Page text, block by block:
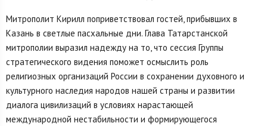
Митрополит Кирилл поприветствовал гостей, прибывших в
Казань в светлые пасхальные дни. Глава Татарстанской
митрополии выразил надежду на то, что сессия Группы
стратегического видения поможет осмыслить роль
религиозных организаций России в сохранении духовного и
культурного наследия народов нашей страны и развитии
диалога цивилизаций в условиях нарастающей
международной нестабильности и формирующегося